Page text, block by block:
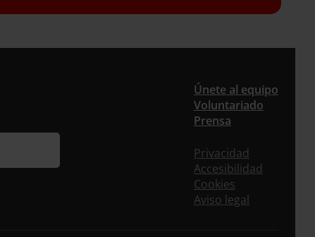
recibir nuestra newsletter mensual y los
puntuales en los que te ofrecemos
Al instante, te daremos de alta en
base de datos y podrás estar al tanto de
Únete al equipo
Voluntariado
Prensa
Privacidad
Accesibilidad
Cookies
Aviso legal